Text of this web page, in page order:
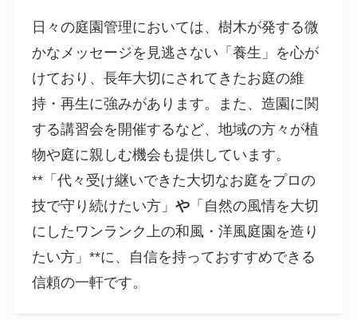
日々の庭園管理においては、樹木が発する微
かなメッセージを見逃さない「養生」を心が
けており、長年大切にされてきたお庭の維
持・再生に強みがあります。また、造園に関
する講習会を開催するなど、地域の方々が植
物や庭に親しむ機会も提供しています。
**「代々受け継いできた大切なお庭をプロの
技で守り続けたい方」や 「自然の風情を大切
にしたワンランク上の和風・洋風庭園を造り
たい方」**に、自信を持っておすすめできる
信頼の一軒です。